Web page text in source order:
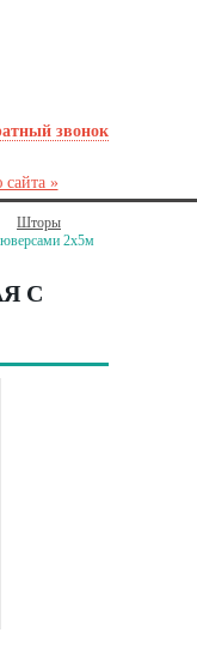
звонок
»
Шторы
2х5м
С